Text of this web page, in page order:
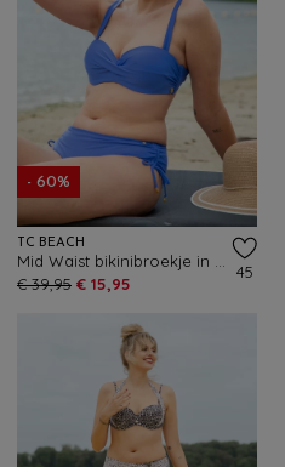
- 60%
TC BEACH
€ 39,95 € 15,95
45